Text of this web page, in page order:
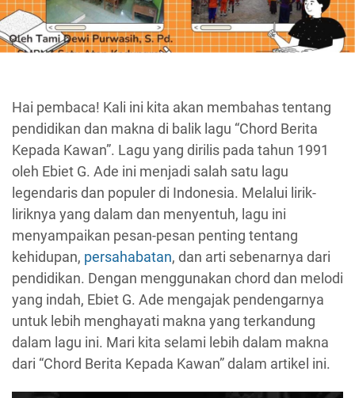
Hai pembaca! Kali ini kita akan membahas tentang
pendidikan dan makna di balik lagu “Chord Berita
Kepada Kawan”. Lagu yang dirilis pada tahun 1991
oleh Ebiet G. Ade ini menjadi salah satu lagu
legendaris dan populer di Indonesia. Melalui lirik-
liriknya yang dalam dan menyentuh, lagu ini
menyampaikan pesan-pesan penting tentang
kehidupan, persahabatan, dan arti sebenarnya dari
pendidikan. Dengan menggunakan chord dan melodi
yang indah, Ebiet G. Ade mengajak pendengarnya
untuk lebih menghayati makna yang terkandung
dalam lagu ini. Mari kita selami lebih dalam makna
dari “Chord Berita Kepada Kawan” dalam artikel ini.